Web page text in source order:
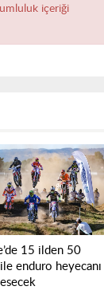
içeriği
15 ilden 50
enduro heyecanı